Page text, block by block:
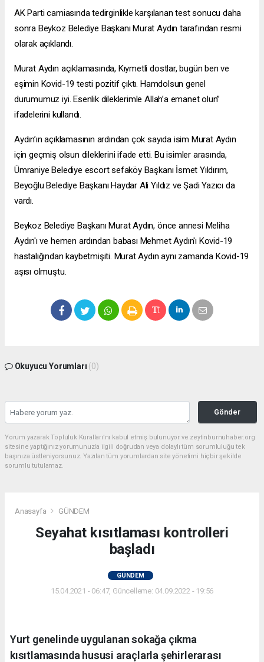
AK Parti camiasında tedirginlikle karşılanan test sonucu daha
sonra Beykoz Belediye Başkanı Murat Aydın tarafından resmi
olarak açıklandı.
Murat Aydın açıklamasında, Kıymetli dostlar, bugün ben ve
eşimin Kovid-19 testi pozitif çıktı. Hamdolsun genel
durumumuz iyi. Esenlik dileklerimle Allah’a emanet olun”
ifadelerini kullandı.
Aydın’ın açıklamasının ardından çok sayıda isim Murat Aydın
için geçmiş olsun dileklerini ifade etti. Bu isimler arasında,
Ümraniye Belediye escort sefaköyBaşkanı İsmet Yıldırım,
Beyoğlu Belediye Başkanı Haydar Ali Yıldız ve Şadi Yazıcı da
vardı.
Beykoz Belediye Başkanı Murat Aydın, önce annesi Meliha
Aydın'ı ve hemen ardından babası Mehmet Aydın'ı Kovid-19
hastalığından kaybetmişiti. Murat Aydın aynı zamanda Kovid-19
aşısı olmuştu.
Okuyucu Yorumları (0)
Gönder
Yorum yazarak Topluluk Kuralları’nı kabul etmiş bulunuyor ve zeytinburnuhaber.org
sitesine yaptığınız yorumunuzla ilgili doğrudan veya dolaylı tüm sorumluluğu tek
başınıza üstleniyorsunuz. Yazılan tüm yorumlardan site yönetimi hiçbir şekilde
sorumlu tutulamaz.
Anasayfa GÜNDEM
Seyahat kısıtlaması kontrolleri
başladı
GÜNDEM
15.04.2021 - 06:47, Güncelleme: 04.09.2022 - 19:56
Yurt genelinde uygulanan sokağa çıkma
kısıtlamasında hususi araçlarla şehirlerarası